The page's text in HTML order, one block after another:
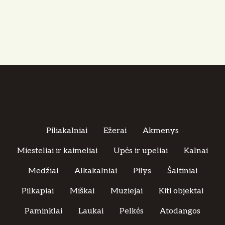
Piliakalniai Ežerai Akmenys
Miesteliai ir kaimeliai Upės ir upeliai Kalnai
Medžiai Alkakalniai Pilys Šaltiniai
Pilkapiai Miškai Muziejai Kiti objektai
Paminklai Laukai Pelkės Atodangos